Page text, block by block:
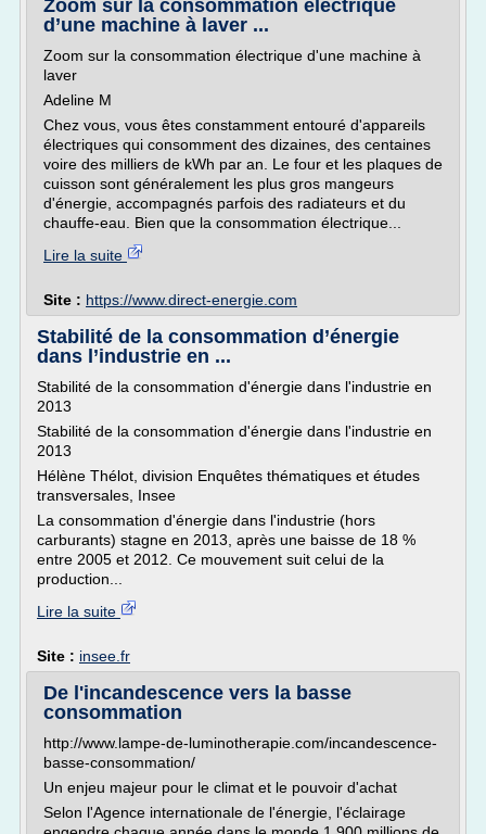
Zoom sur la consommation électrique
d’une machine à laver ...
Zoom sur la consommation électrique d'une machine à
laver
Adeline M
Chez vous, vous êtes constamment entouré d'appareils
électriques qui consomment des dizaines, des centaines
voire des milliers de kWh par an. Le four et les plaques de
cuisson sont généralement les plus gros mangeurs
d'énergie, accompagnés parfois des radiateurs et du
chauffe-eau. Bien que la consommation électrique...
Lire la suite
Site : https://www.direct-energie.com
Stabilité de la consommation d’énergie
dans l’industrie en ...
Stabilité de la consommation d'énergie dans l'industrie en
2013
Stabilité de la consommation d'énergie dans l'industrie en
2013
Hélène Thélot, division Enquêtes thématiques et études
transversales, Insee
La consommation d'énergie dans l'industrie (hors
carburants) stagne en 2013, après une baisse de 18 %
entre 2005 et 2012. Ce mouvement suit celui de la
production...
Lire la suite
Site : insee.fr
De l'incandescence vers la basse
consommation
http://www.lampe-de-luminotherapie.com/incandescence-
basse-consommation/
Un enjeu majeur pour le climat et le pouvoir d'achat
Selon l'Agence internationale de l'énergie, l'éclairage